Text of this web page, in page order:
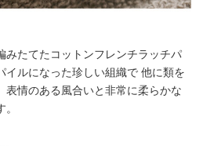
みたてたコットンフレンチラッチパ
イルになった珍しい組織で 他に類を
表情のある風合いと非常に柔らかな